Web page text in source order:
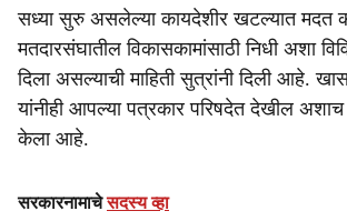
सध्या सुरु असलेल्या कायदेशीर खटल्यात मदत
मतदारसंघातील विकासकामांसाठी निधी अशा
दिला असल्याची माहिती सुत्रांनी दिली आहे.
यांनीही आपल्या पत्रकार परिषदेत देखील
केला आहे.
सरकारनामाचेसदस्य व्हा